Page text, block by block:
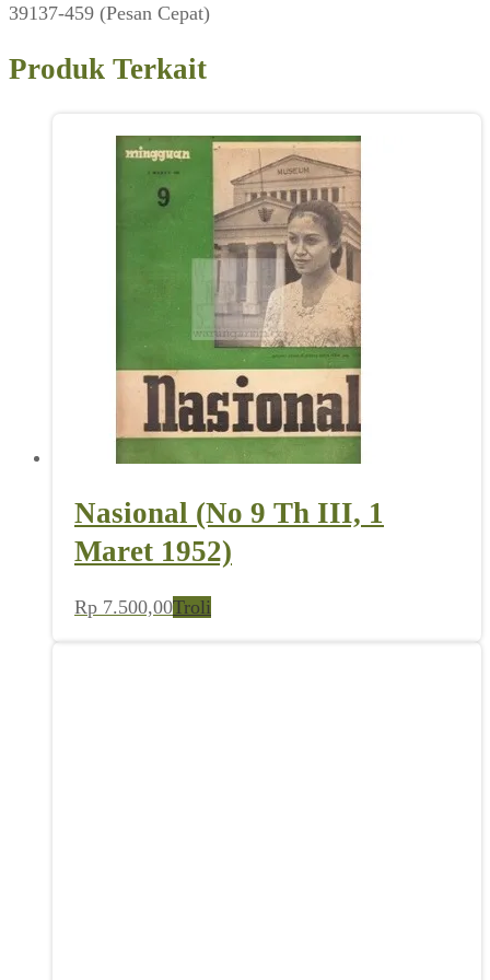
39137-459 (Pesan Cepat)
Produk Terkait
Nasional (No 9 Th III, 1
Maret 1952)
Rp 7.500,00Troli